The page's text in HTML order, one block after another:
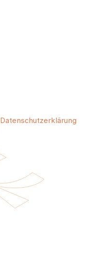
Datenschutzerklärung